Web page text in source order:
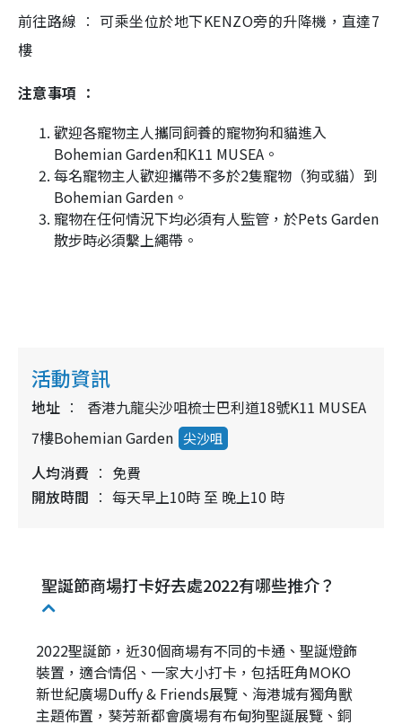
前往路線 ∶ 可乘坐位於地下KENZO旁的升降機，直達7
樓
注意事項 ∶
歡迎各寵物主人攜同飼養的寵物狗和貓進入
Bohemian Garden和K11 MUSEA。
每名寵物主人歡迎攜帶不多於2隻寵物（狗或貓）到
Bohemian Garden。
寵物在任何情況下均必須有人監管，於Pets Garden
散步時必須繫上繩帶。
活動資訊
地址
香港九龍尖沙咀梳士巴利道18號K11 MUSEA
7樓Bohemian Garden 尖沙咀
人均消費
免費
開放時間
每天早上10時 至 晚上10 時
聖誕節商場打卡好去處2022有哪些推介？
2022聖誕節，近30個商場有不同的卡通、聖誕燈飾
裝置，適合情侶、一家大小打卡，包括旺角MOKO
新世紀廣場Duffy & Friends展覽、海港城有獨角獸
主題佈置，葵芳新都會廣場有布甸狗聖誕展覽、銅